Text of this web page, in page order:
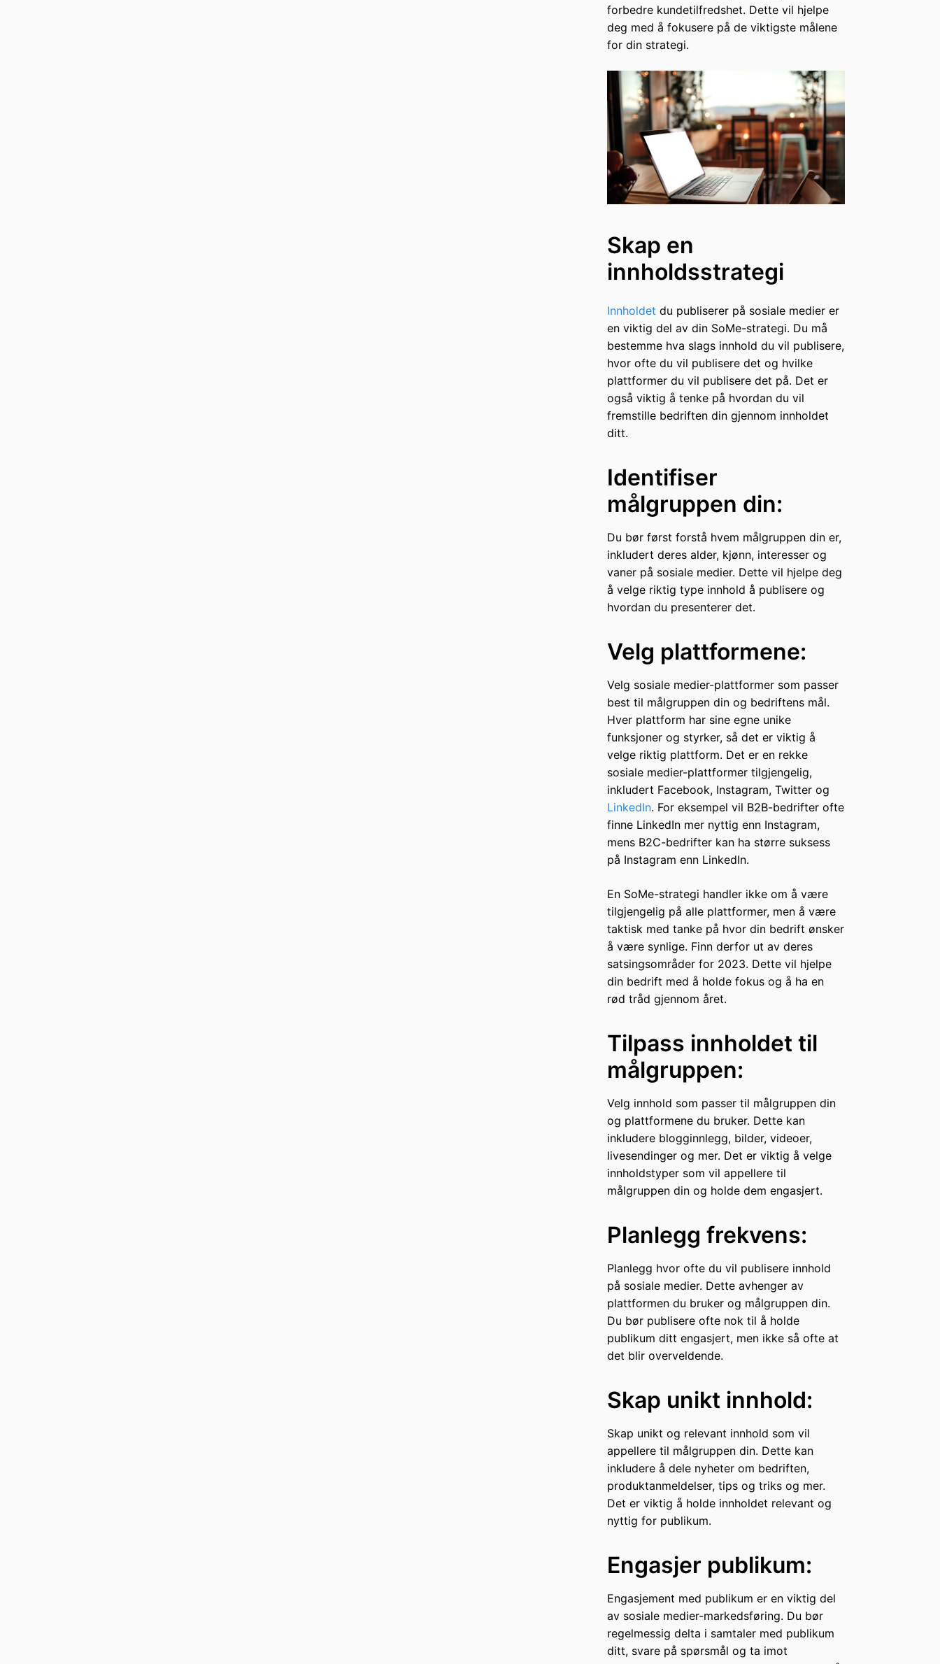
forbedre kundetilfredshet. Dette vil hjelpe
deg med å fokusere på de viktigste målene
for din strategi.
Skap en
innholdsstrategi
Innholdet du publiserer på sosiale medier er
en viktig del av din SoMe-strategi. Du må
bestemme hva slags innhold du vil publisere,
hvor ofte du vil publisere det og hvilke
plattformer du vil publisere det på. Det er
også viktig å tenke på hvordan du vil
fremstille bedriften din gjennom innholdet
ditt.
Identifiser
målgruppen din:
Du bør først forstå hvem målgruppen din er,
inkludert deres alder, kjønn, interesser og
vaner på sosiale medier. Dette vil hjelpe deg
å velge riktig type innhold å publisere og
hvordan du presenterer det.
Velg plattformene:
Velg sosiale medier-plattformer som passer
best til målgruppen din og bedriftens mål.
Hver plattform har sine egne unike
funksjoner og styrker, så det er viktig å
velge riktig plattform. Det er en rekke
sosiale medier-plattformer tilgjengelig,
inkludert Facebook, Instagram, Twitter og
LinkedIn. For eksempel vil B2B-bedrifter ofte
finne LinkedIn mer nyttig enn Instagram,
mens B2C-bedrifter kan ha større suksess
på Instagram enn LinkedIn.
En SoMe-strategi handler ikke om å være
tilgjengelig på alle plattformer, men å være
taktisk med tanke på hvor din bedrift ønsker
å være synlige. Finn derfor ut av deres
satsingsområder for 2023. Dette vil hjelpe
din bedrift med å holde fokus og å ha en
rød tråd gjennom året.
Tilpass innholdet til
målgruppen:
Velg innhold som passer til målgruppen din
og plattformene du bruker. Dette kan
inkludere blogginnlegg, bilder, videoer,
livesendinger og mer. Det er viktig å velge
innholdstyper som vil appellere til
målgruppen din og holde dem engasjert.
Planlegg frekvens:
Planlegg hvor ofte du vil publisere innhold
på sosiale medier. Dette avhenger av
plattformen du bruker og målgruppen din.
Du bør publisere ofte nok til å holde
publikum ditt engasjert, men ikke så ofte at
det blir overveldende.
Skap unikt innhold:
Skap unikt og relevant innhold som vil
appellere til målgruppen din. Dette kan
inkludere å dele nyheter om bedriften,
produktanmeldelser, tips og triks og mer.
Det er viktig å holde innholdet relevant og
nyttig for publikum.
Engasjer publikum:
Engasjement med publikum er en viktig del
av sosiale medier-markedsføring. Du bør
regelmessig delta i samtaler med publikum
ditt, svare på spørsmål og ta imot